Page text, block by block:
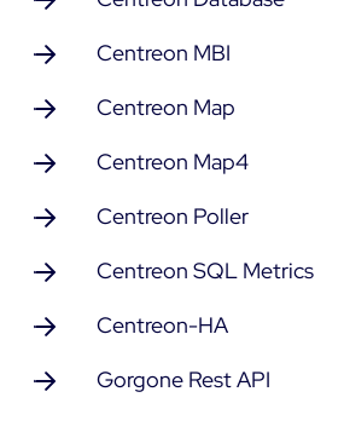
Centreon MBI
Centreon Map
Centreon Map4
Centreon Poller
Centreon SQL Metrics
Centreon-HA
Gorgone Rest API